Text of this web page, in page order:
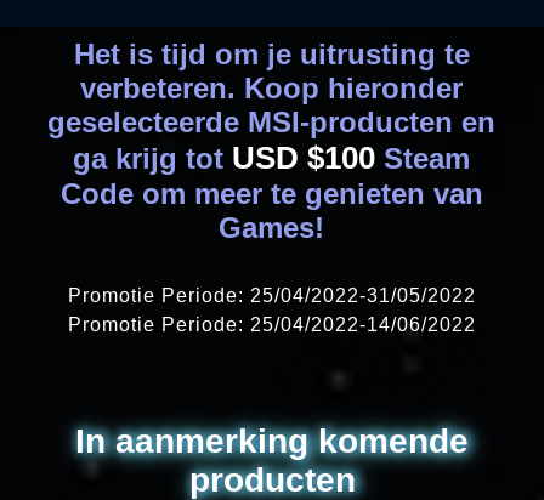
Het is tijd om je uitrusting te
verbeteren. Koop hieronder
geselecteerde MSI-producten en
ga krijg tot USD $100 Steam
Code om meer te genieten van
Games!
Promotie Periode: 25/04/2022-31/05/2022
Promotie Periode: 25/04/2022-14/06/2022
In aanmerking komende
producten